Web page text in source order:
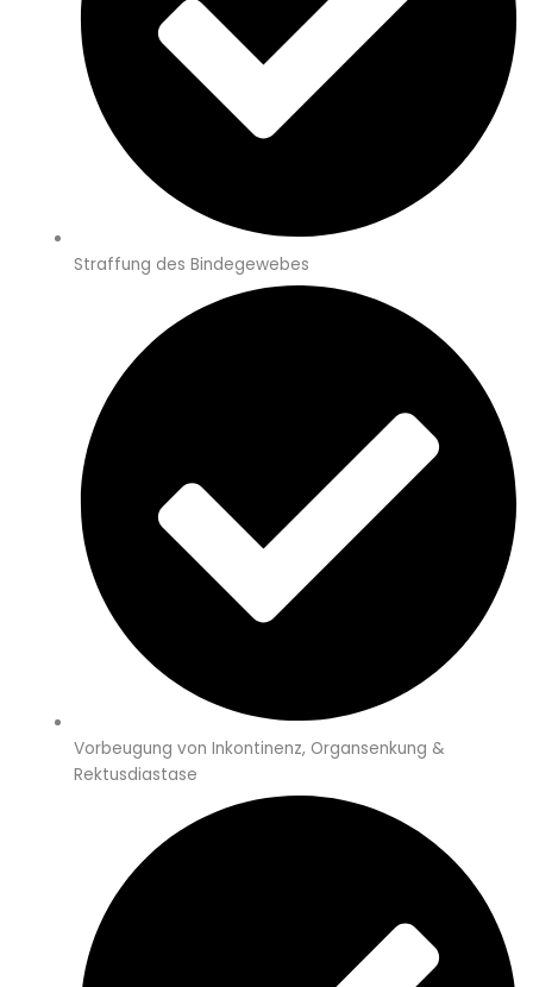
Straffung des Bindegewebes
Vorbeugung von Inkontinenz, Organsenkung &
Rektusdiastase